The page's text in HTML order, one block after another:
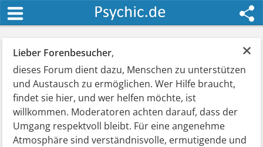
×
Lieber Forenbesucher,
dieses Forum dient dazu, Menschen zu unterstützen
und Austausch zu ermöglichen. Wer Hilfe braucht,
findet sie hier, und wer helfen möchte, ist
willkommen. Moderatoren achten darauf, dass der
Umgang respektvoll bleibt. Für eine angenehme
Atmosphäre sind verständnisvolle, ermutigende und